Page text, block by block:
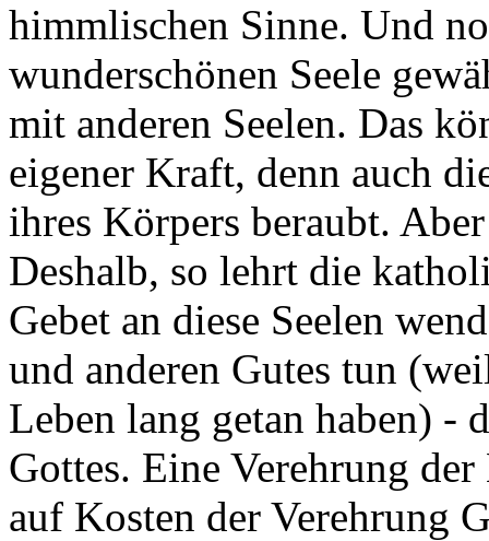
himmlischen Sinne. Und
wunderschönen Seele
mit anderen Seelen. Das
eigener Kraft, denn auch
ihres Körpers beraubt.
Deshalb, so lehrt die
Gebet an diese Seelen
und anderen Gutes tun
Leben lang getan haben) -
Gottes. Eine Verehrung
auf Kosten der Verehrung